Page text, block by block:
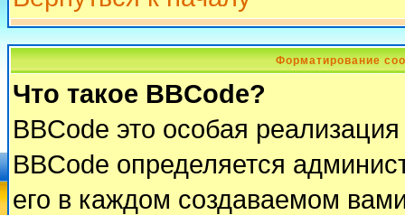
Форматирование
Что такое BBCode?
BBCode это особая
BBCode определяется
его в каждом создаваемом